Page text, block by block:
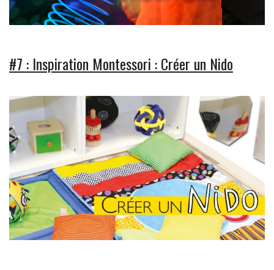
#7 : Inspiration Montessori : Créer un Nido